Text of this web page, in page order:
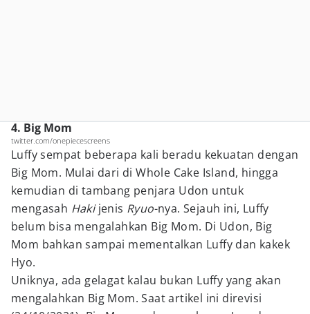
4. Big Mom
twitter.com/onepiecescreens
Luffy sempat beberapa kali beradu kekuatan dengan
Big Mom. Mulai dari di Whole Cake Island, hingga
kemudian di tambang penjara Udon untuk
mengasah Hakijenis Ryuo-nya. Sejauh ini, Luffy
belum bisa mengalahkan Big Mom. Di Udon, Big
Mom bahkan sampai mementalkan Luffy dan kakek
Hyo.
Uniknya, ada gelagat kalau bukan Luffy yang akan
mengalahkan Big Mom. Saat artikel ini direvisi